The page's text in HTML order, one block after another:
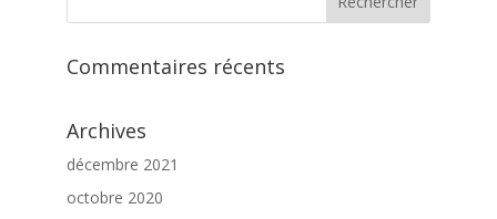
Commentaires récents
Archives
décembre 2021
octobre 2020